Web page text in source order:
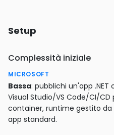
Setup
Complessità iniziale
MICROSOFT
Bassa: pubblichi un'app
Visual Studio/VS Code/CI/
container, runtime gestito da
app standard.